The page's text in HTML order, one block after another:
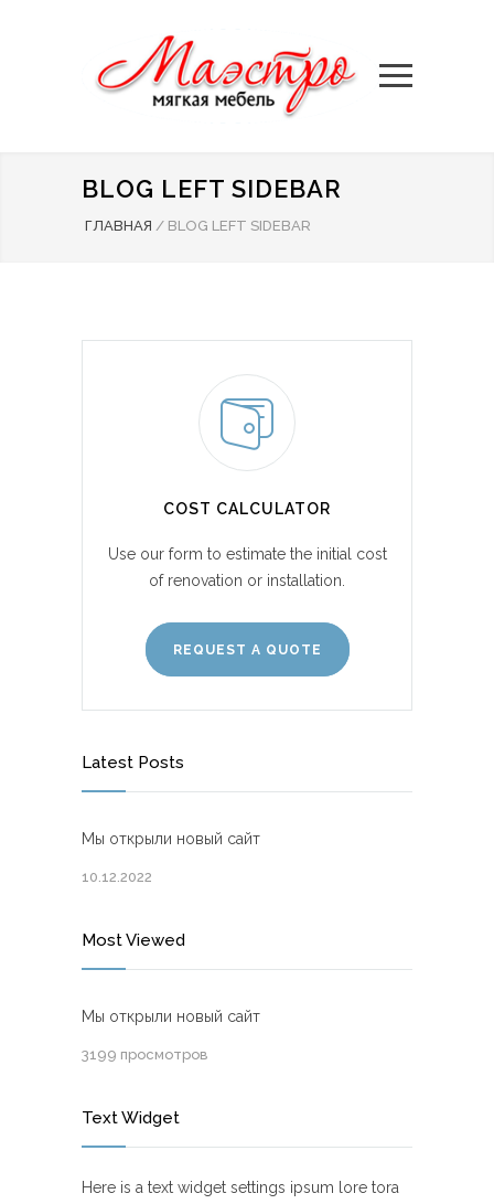
BLOG LEFT SIDEBAR
ГЛАВНАЯ / BLOG LEFT SIDEBAR
COST CALCULATOR
Use our form to estimate the initial cost
of renovation or installation.
REQUEST A QUOTE
Latest Posts
Мы открыли новый сайт
10.12.2022
Most Viewed
Мы открыли новый сайт
3199 просмотров
Text Widget
Here is a text widget settings ipsum lore tora